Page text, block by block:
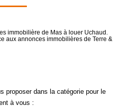
immobilière de Mas à louer Uchaud.
aux annonces immobilières de Terre &
proposer dans la catégorie pour le
à vous :